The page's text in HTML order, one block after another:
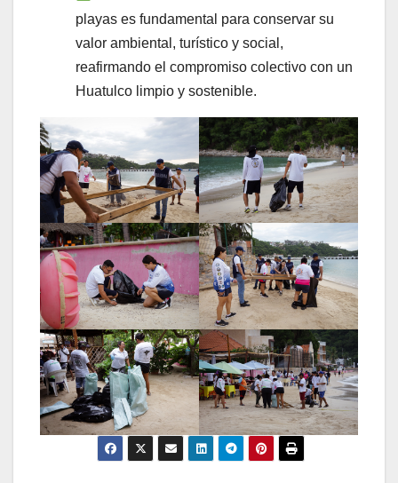
playas es fundamental para conservar su
valor ambiental, turístico y social,
reafirmando el compromiso colectivo con un
Huatulco limpio y sostenible.